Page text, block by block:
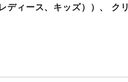
ィース、キッズ））、 クリ